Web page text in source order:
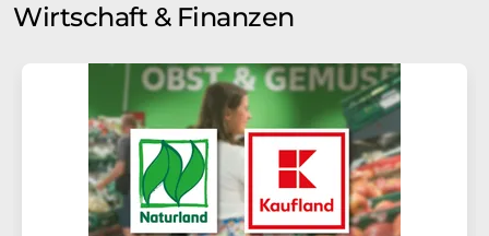
Wirtschaft & Finanzen